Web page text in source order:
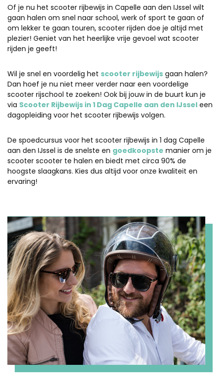
Of je nu het scooter rijbewijs in Capelle aan den IJssel wilt
gaan halen om snel naar school, werk of sport te gaan of
om lekker te gaan touren, scooter rijden doe je altijd met
plezier! Geniet van het heerlijke vrije gevoel wat scooter
rijden je geeft!
Wil je snel en voordelig het scooter rijbewijs gaan halen?
Dan hoef je nu niet meer verder naar een voordelige
scooter rijschool te zoeken! Ook bij jouw in de buurt kun je
via Scooter Rijbewijs in 1 Dag Capelle aan den IJssel een
dagopleiding voor het scooter rijbewijs volgen.
De spoedcursus voor het scooter rijbewijs in 1 dag Capelle
aan den IJssel is de snelste en goedkoopste manier om je
scooter scooter te halen en biedt met circa 90% de
hoogste slaagkans. Kies dus altijd voor onze kwaliteit en
ervaring!